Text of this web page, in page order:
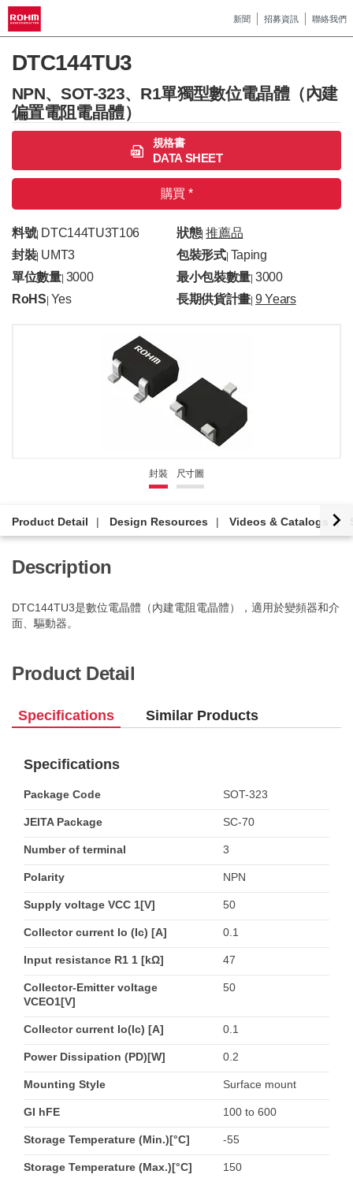
新聞 招募資訊 聯絡我們
DTC144TU3
NPN、SOT-323、R1單獨型數位電晶體（內建
偏置電阻電晶體）
規格書
DATA SHEET
購買 *
料號| DTC144TU3T106 狀態|推薦品
封裝| UMT3 包裝形式| Taping
單位數量| 3000 最小包裝數量 |3000
RoHS Yes 長期供貨計畫 |9 Years
封裝 尺寸圖
Product Detail Design Resources Videos & Catalogs
Description
DTC144TU3是數位電晶體（內建電阻電晶體），適用於變頻器和介
面、驅動器。
Product Detail
Specifications Similar Products
Specifications
Package Code SOT-323
JEITA Package SC-70
Number of terminal 3
Polarity NPN
Supply voltage VCC 1[V] 50
Collector current Io (Ic) [A] 0.1
Input resistance R1 1 [kΩ] 47
Collector-Emitter voltage
VCEO1[V]
50
Collector current Io(Ic) [A] 0.1
Power Dissipation (PD)[W] 0.2
Mounting Style Surface mount
GI hFE 100 to 600
Storage Temperature (Min.)[°C] -55
Storage Temperature (Max.)[°C] 150